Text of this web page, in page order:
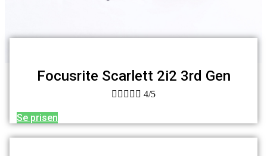
Focusrite Scarlett 2i2 3rd Gen
     4/5
Se prisen